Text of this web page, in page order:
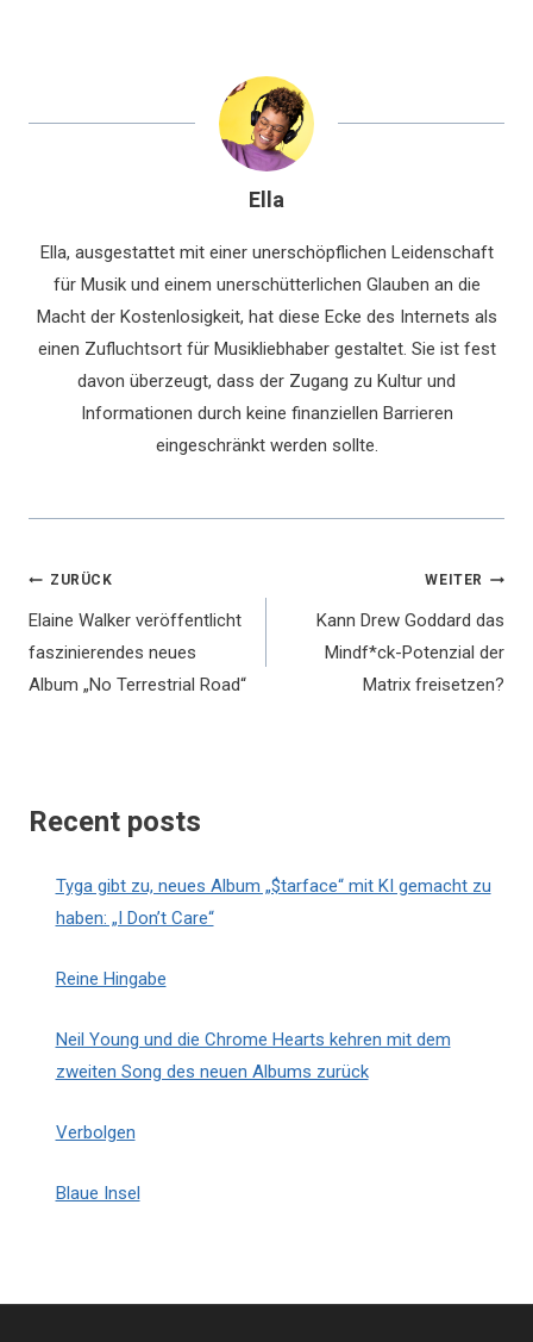
Ella
Ella, ausgestattet mit einer unerschöpflichen Leidenschaft
für Musik und einem unerschütterlichen Glauben an die
Macht der Kostenlosigkeit, hat diese Ecke des Internets als
einen Zufluchtsort für Musikliebhaber gestaltet. Sie ist fest
davon überzeugt, dass der Zugang zu Kultur und
Informationen durch keine finanziellen Barrieren
eingeschränkt werden sollte.
Beitragsnavigation
ZURÜCK
Elaine Walker veröffentlicht
faszinierendes neues
Album „No Terrestrial Road“
WEITER
Kann Drew Goddard das
Mindf*ck-Potenzial der
Matrix freisetzen?
Recent posts
Tyga gibt zu, neues Album „$tarface“ mit KI gemacht zu
haben: „I Don’t Care“
Reine Hingabe
Neil Young und die Chrome Hearts kehren mit dem
zweiten Song des neuen Albums zurück
Verbolgen
Blaue Insel